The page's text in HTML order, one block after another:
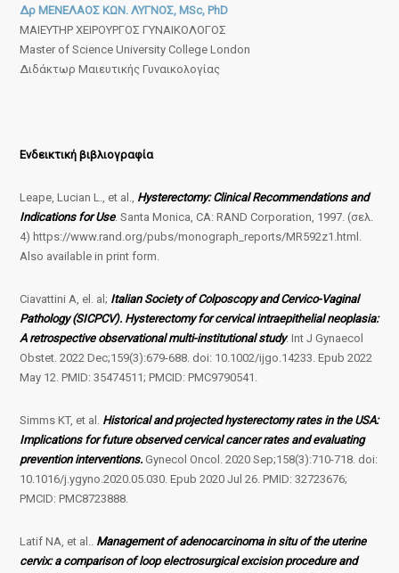
Δρ ΜΕΝΕΛΑΟΣ ΚΩΝ. ΛΥΓΝΟΣ, MSc, PhD
ΜΑΙΕΥΤΗΡ ΧΕΙΡΟΥΡΓΟΣ ΓΥΝΑΙΚΟΛΟΓΟΣ
Master of Science University College London
Διδάκτωρ Μαιευτικής Γυναικολογίας
Ενδεικτική βιβλιογραφία
Leape, Lucian L., et al., Hysterectomy: Clinical Recommendations and
Indications for Use. Santa Monica, CA: RAND Corporation, 1997. (σελ.
4) https://www.rand.org/pubs/monograph_reports/MR592z1.html.
Also available in print form.
Ciavattini A, el. al; Italian Society of Colposcopy and Cervico-Vaginal
Pathology (SICPCV). Hysterectomy for cervical intraepithelial neoplasia:
A retrospective observational multi-institutional study. Int J Gynaecol
Obstet. 2022 Dec;159(3):679-688. doi: 10.1002/ijgo.14233. Epub 2022
May 12. PMID: 35474511; PMCID: PMC9790541.
Simms KT, et al. Historical and projected hysterectomy rates in the USA:
Implications for future observed cervical cancer rates and evaluating
prevention interventions. Gynecol Oncol. 2020 Sep;158(3):710-718. doi:
10.1016/j.ygyno.2020.05.030. Epub 2020 Jul 26. PMID: 32723676;
PMCID: PMC8723888.
Latif NA, et al.. Management of adenocarcinoma in situ of the uterine
cervix: a comparison of loop electrosurgical excision procedure and